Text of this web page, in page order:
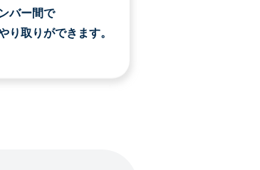
バー間で
り取りができます。